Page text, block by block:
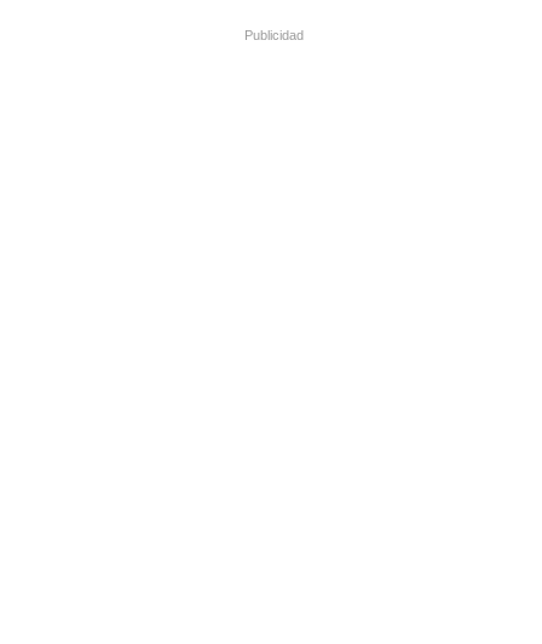
Publicidad